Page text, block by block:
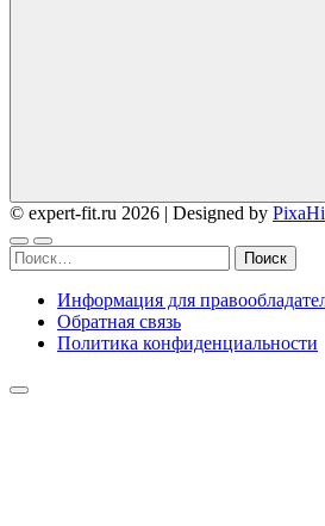
© expert-fit.ru 2026 | Designed by
Найти:
Информация для
Обратная связь
Политика конфиденциальности